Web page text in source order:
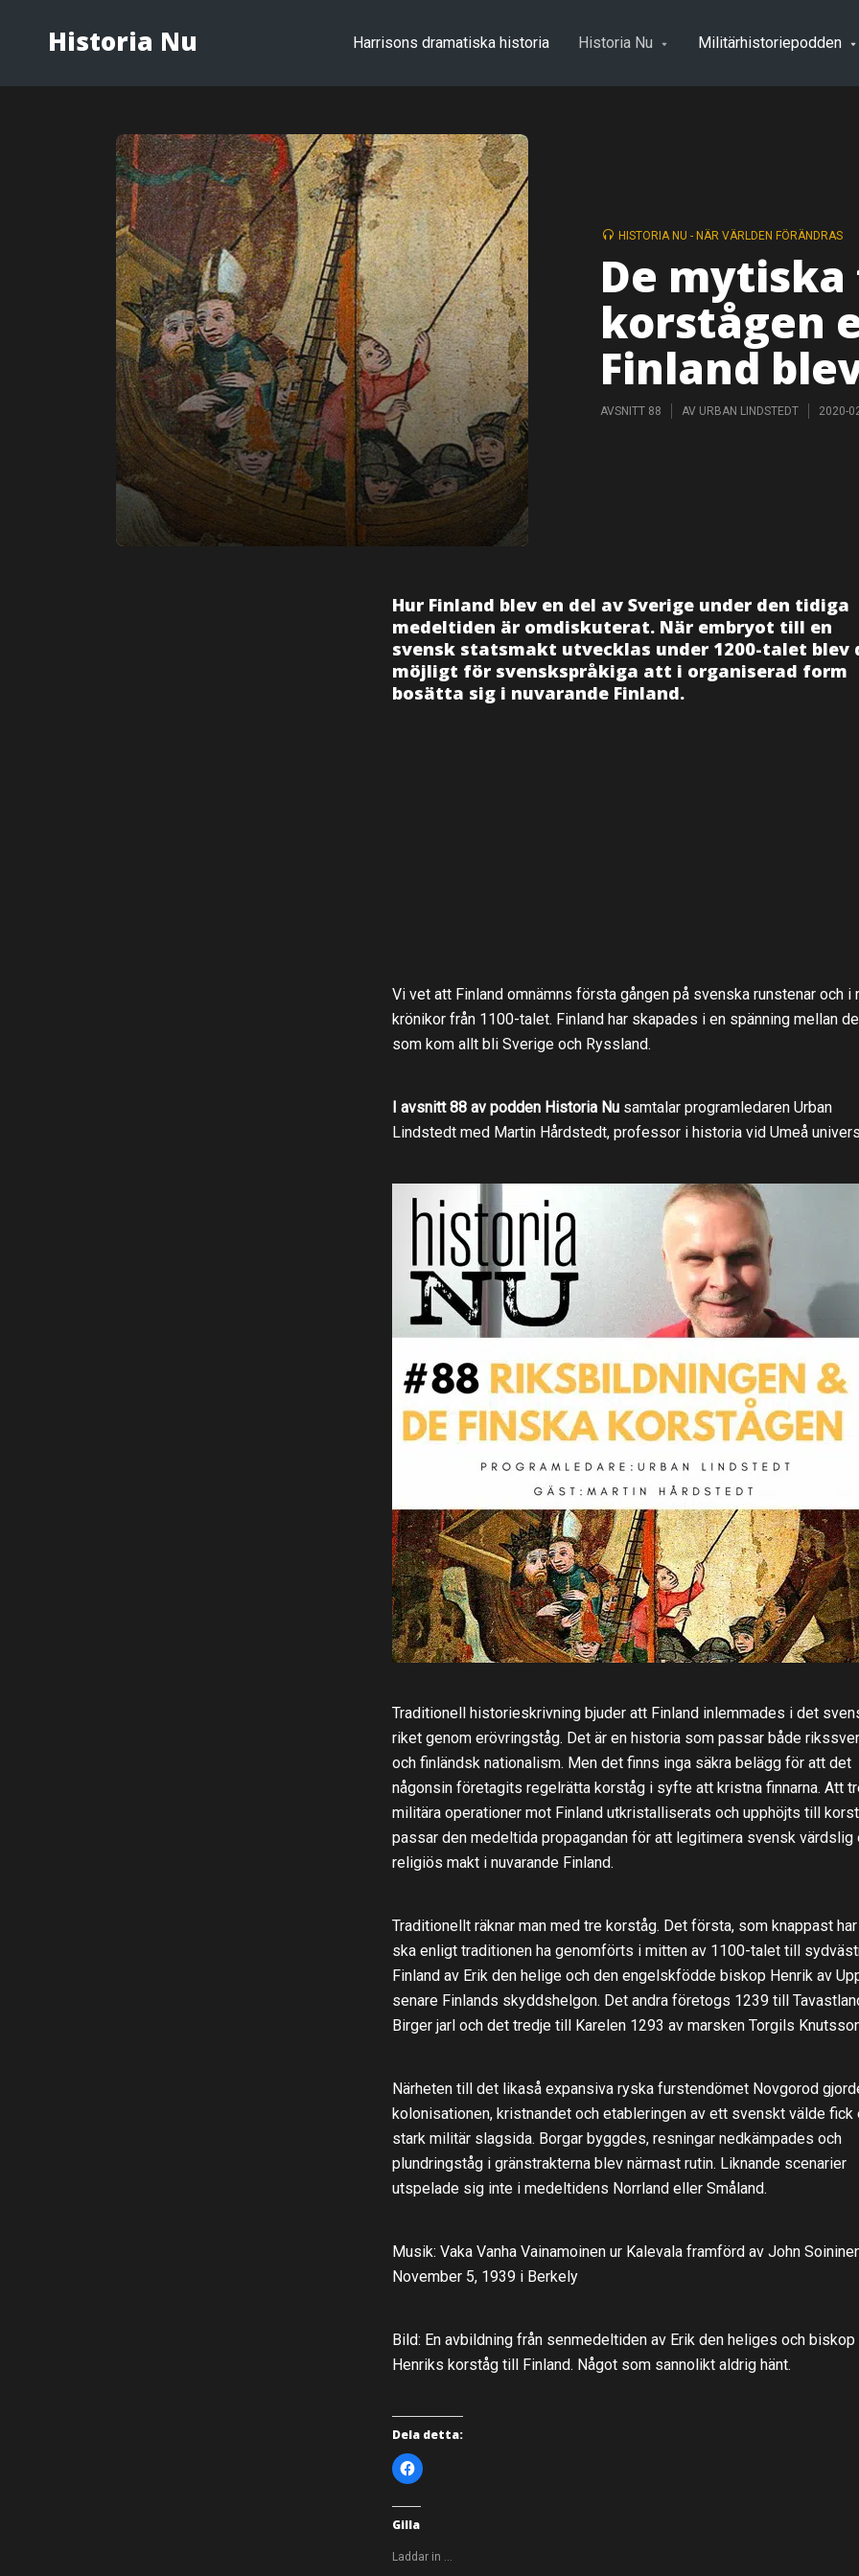
Historia Nu Harrisons dramatiska historia Historia Nu Militärhistoriepodden
HISTORIA NU - NÄR VÄRLDEN FÖRÄNDRAS
De
korstågen
Finland
AVSNITT 88 AV URBAN LINDSTEDT 2020-
Hur Finland blev en del av Sverige under den tidiga
medeltiden är omdiskuterat. När embryot till en
svensk statsmakt utvecklas under 1200-talet blev
möjligt för svenskspråkiga att i organiserad form
bosätta sig i nuvarande Finland.
Vi vet att Finland omnämns första gången på svenska runstenar och i
krönikor från 1100-talet. Finland har skapades i en spänning mellan
som kom allt bli Sverige och Ryssland.
I avsnitt 88 av podden Historia Nu samtalar programledaren Urban
Lindstedt med Martin Hårdstedt, professor i historia vid Umeå
Traditionell historieskrivning bjuder att Finland inlemmades i det
riket genom erövringståg. Det är en historia som passar både
och finländsk nationalism. Men det finns inga säkra belägg för att det
någonsin företagits regelrätta korståg i syfte att kristna finnarna. Att
militära operationer mot Finland utkristalliserats och upphöjts till
passar den medeltida propagandan för att legitimera svensk värdslig
religiös makt i nuvarande Finland.
Traditionellt räknar man med tre korståg. Det första, som knappast har
ska enligt traditionen ha genomförts i mitten av 1100-talet till
Finland av Erik den helige och den engelskfödde biskop Henrik av
senare Finlands skyddshelgon. Det andra företogs 1239 till
Birger jarl och det tredje till Karelen 1293 av marsken Torgils
Närheten till det likaså expansiva ryska furstendömet Novgorod
kolonisationen, kristnandet och etableringen av ett svenskt välde fick
stark militär slagsida. Borgar byggdes, resningar nedkämpades och
plundringståg i gränstrakterna blev närmast rutin. Liknande scenarier
utspelade sig inte i medeltidens Norrland eller Småland.
Musik: Vaka Vanha Vainamoinen ur Kalevala framförd av John
November 5, 1939 i Berkely
Bild: En avbildning från senmedeltiden av Erik den heliges och biskop
Henriks korståg till Finland. Något som sannolikt aldrig hänt.
Dela detta:
K
l
k
a
f
r
Gilla
Laddar in …